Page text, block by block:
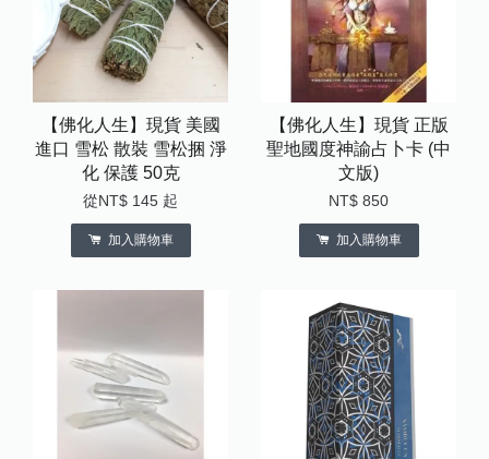
【佛化人生】現貨 美國
進口 雪松 散裝 雪松捆 淨
化 保護 50克
從 NT$ 145 起
加入購物車
【佛化人生】現貨 正版
聖地國度神諭占卜卡 (中
文版)
NT$ 850
加入購物車